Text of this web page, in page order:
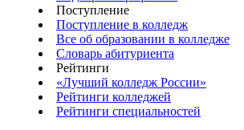
Поступление
Поступление в колледж
Все об образовании в колледже
Словарь абитуриента
Рейтинги
«Лучший колледж России»
Рейтинги колледжей
Рейтинги специальностей